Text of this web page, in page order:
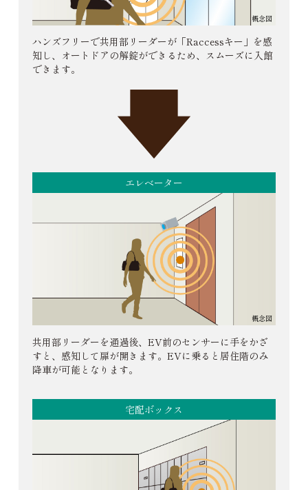
概念図
ハンズフリーで共用部リーダーが「Raccessキー」を感
知し、オートドアの解錠ができるため、スムーズに入館
できます。
エレベーター
概念図
共用部リーダーを通過後、EV前のセンサーに手をかざ
すと、感知して扉が開きます。EVに乗ると居住階のみ
降車が可能となります。
宅配ボックス